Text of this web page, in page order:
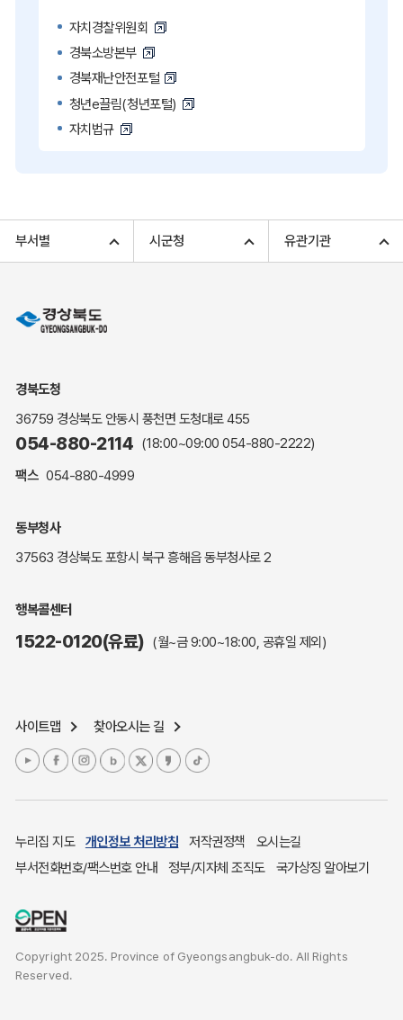
자치경찰위원회
경북소방본부
경북재난안전포털
청년e끌림(청년포털)
자치법규
고향사랑기부 아너스 클럽
민원상담
민원안내
해명·설명자료
자주하는 질문
복지신문고
세입세출예산서
업무추진비 공개
주민참여예산제도
여성복지
장애인 복지시책
귀농귀촌종합지원센터
부동산중개보수 안내
부서별 시군청 유관기관
경북도청
36759 경상북도 안동시 풍천면 도청대로 455
054-880-2114 (18:00~09:00 054-880-2222)
팩스 054-880-4999
동부청사
37563 경상북도 포항시 북구 흥해읍 동부청사로 2
행복콜센터
1522-0120(유료) (월~금 9:00~18:00, 공휴일 제외)
사이트맵 찾아오시는 길
누리집 지도 개인정보 처리방침 저작권정책
오시는길
부서전화번호/팩스번호 안내
정부/지자체 조직도 국가상징 알아보기
Copyright 2025. Province of Gyeongsangbuk-do. All Rights
Reserved.